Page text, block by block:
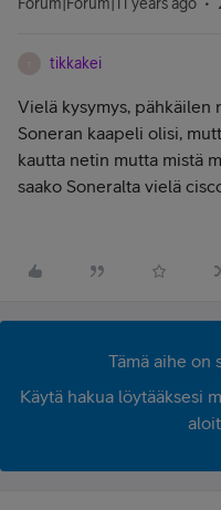
tikkakei
Vielä kysymys, pähkäilen
Soneran kaapeli olisi,
kautta netin mutta mistä
saako Soneralta vielä
Tämä aihe on
Käytä hakua löytääksesi